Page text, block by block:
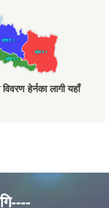
हेर्नका लागी यहाँ